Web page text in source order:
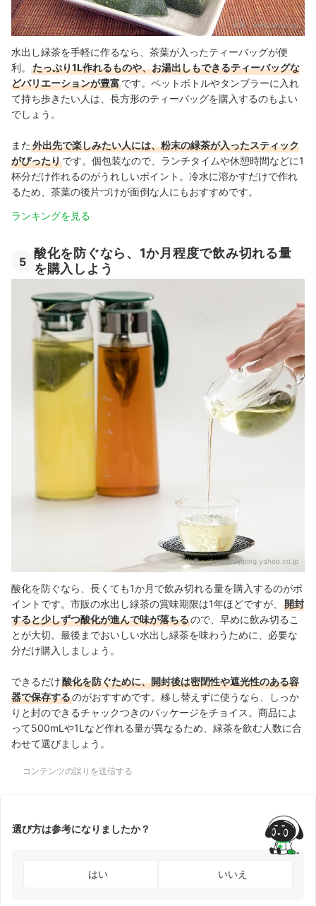
出典：amazon.co.jp
水出し緑茶を手軽に作るなら、茶葉が入ったティーバッグが便
利。
たっぷり1L作れるものや、お湯出しもできるティーバッグな
どバリエーションが豊富です。ペットボトルやタンブラーに入れ
て持ち歩きたい人は、長方形のティーバッグを購入するのもよい
でしょう。
また 外出先で楽しみたい人には、粉末の緑茶が入ったスティック
がぴったりです。個包装なので、ランチタイムや休憩時間などに1
杯分だけ作れるのがうれしいポイント。冷水に溶かすだけで作れ
るため、茶葉の後片づけが面倒な人にもおすすめです。
ランキングを見る
5
酸化を防ぐなら、1か月程度で飲み切れる量
を購入しよう
出典：store.shopping.yahoo.co.jp
酸化を防ぐなら、長くても1か月で飲み切れる量を購入するのがポ
イントです。市販の水出し緑茶の賞味期限は1年ほどですが、
開封
すると少しずつ酸化が進んで味が落ちるので、早めに飲み切るこ
とが大切。最後までおいしい水出し緑茶を味わうために、必要な
分だけ購入しましょう。
できるだけ酸化を防ぐために、開封後は密閉性や遮光性のある容
器で保存するのがおすすめです。移し替えずに使うなら、しっか
りと封のできるチャックつきのパッケージをチョイス。商品によ
って500mLや1Lなど作れる量が異なるため、緑茶を飲む人数に合
わせて選びましょう。
コンテンツの誤りを送信する
選び方は参考になりましたか？
はい いいえ